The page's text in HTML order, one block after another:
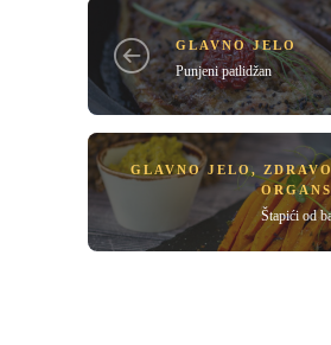
GLAVNO JELO
Punjeni patlidžan
GLAVNO JELO,
Štapići od